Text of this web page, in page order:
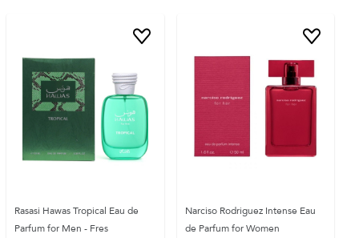
Rasasi Hawas Tropical Eau de
Parfum for Men - Fres
Narciso Rodriguez Intense Eau
de Parfum for Women